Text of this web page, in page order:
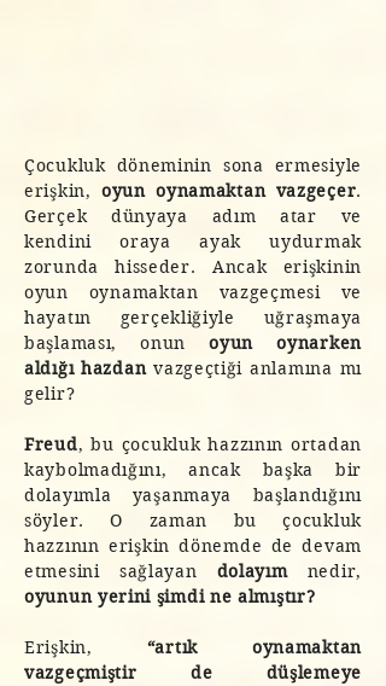
Çocukluk döneminin sona ermesiyle
erişkin,oyun oynamaktan vazgeçer.
Gerçek dünyaya adım atar ve
kendini oraya ayak uydurmak
zorunda hisseder. Ancak erişkinin
oyun oynamaktan vazgeçmesi ve
hayatın gerçekliğiyle uğraşmaya
başlaması, onunoyun oynarken
aldığı hazdanvazgeçtiği anlamına mı
gelir?
Freud, bu çocukluk hazzının ortadan
kaybolmadığını, ancak başka bir
dolayımla yaşanmaya başlandığını
söyler. O zaman bu çocukluk
hazzının erişkin dönemde de devam
etmesini sağlayan dolayımnedir,
oyunun yerini şimdi ne almıştır?
Erişkin, “artık oynamaktan
vazgeçmiştir de düşlemeye